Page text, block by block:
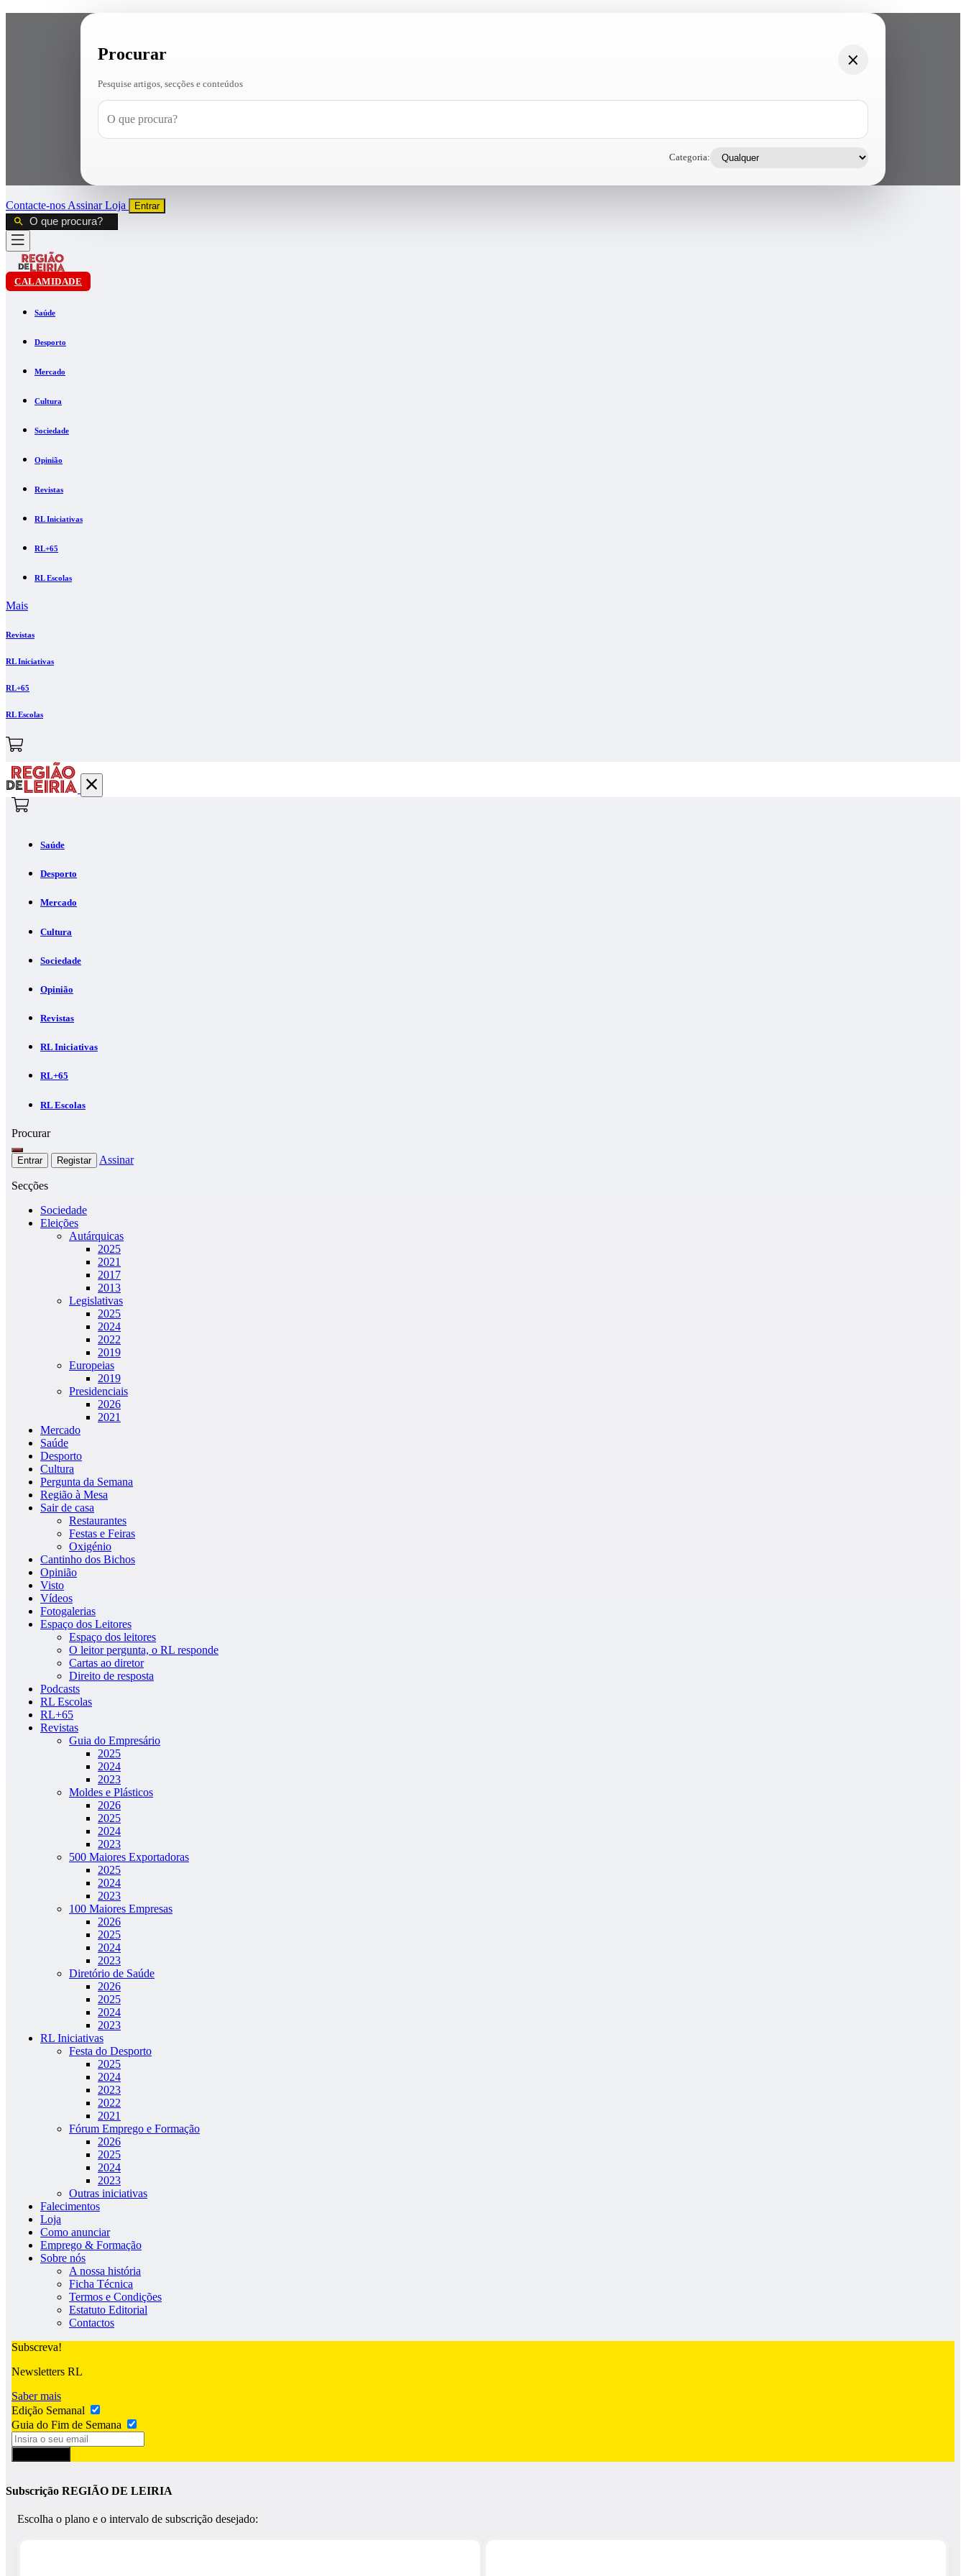
Procurar
Pesquise artigos, secções e conteúdos
Categoria:
Contacte-nos AssinarLoja Entrar
CALAMIDADE
Saúde
Desporto
Mercado
Cultura
Sociedade
Opinião
Revistas
RL Iniciativas
RL+65
RL Escolas
Mais
Revistas
RL Iniciativas
RL+65
RL Escolas
Saúde
Desporto
Mercado
Cultura
Sociedade
Opinião
Revistas
RL Iniciativas
RL+65
RL Escolas
Procurar
Entrar Registar Assinar
Secções
Sociedade
Eleições
Autárquicas
2025
2021
2017
2013
Legislativas
2025
2024
2022
2019
Europeias
2019
Presidenciais
2026
2021
Mercado
Saúde
Desporto
Cultura
Pergunta da Semana
Região à Mesa
Sair de casa
Restaurantes
Festas e Feiras
Oxigénio
Cantinho dos Bichos
Opinião
Visto
Vídeos
Fotogalerias
Espaço dos Leitores
Espaço dos leitores
O leitor pergunta, o RL responde
Cartas ao diretor
Direito de resposta
Podcasts
RL Escolas
RL+65
Revistas
Guia do Empresário
2025
2024
2023
Moldes e Plásticos
2026
2025
2024
2023
500 Maiores Exportadoras
2025
2024
2023
100 Maiores Empresas
2026
2025
2024
2023
Diretório de Saúde
2026
2025
2024
2023
RL Iniciativas
Festa do Desporto
2025
2024
2023
2022
2021
Fórum Emprego e Formação
2026
2025
2024
2023
Outras iniciativas
Falecimentos
Loja
Como anunciar
Emprego & Formação
Sobre nós
A nossa história
Ficha Técnica
Termos e Condições
Estatuto Editorial
Contactos
Subscreva!
Newsletters RL
Saber mais
Edição Semanal
Guia do Fim de Semana
Subscrição REGIÃO DE LEIRIA
Escolha o plano e o intervalo de subscrição desejado: